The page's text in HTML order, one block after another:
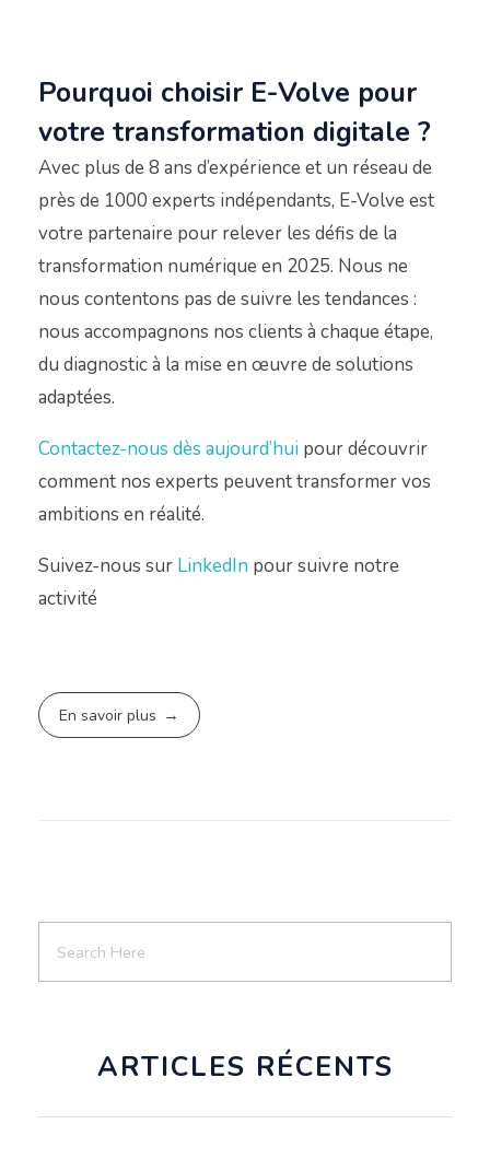
Pourquoi choisir E-Volve pour
votre transformation digitale ?
Avec plus de 8 ans d’expérience et un réseau de
près de 1000 experts indépendants, E-Volve est
votre partenaire pour relever les défis de la
transformation numérique en 2025. Nous ne
nous contentons pas de suivre les tendances :
nous accompagnons nos clients à chaque étape,
du diagnostic à la mise en œuvre de solutions
adaptées.
Contactez-nous dès aujourd’hui pour découvrir
comment nos experts peuvent transformer vos
ambitions en réalité.
Suivez-nous sur LinkedIn pour suivre notre
activité
En savoir plus
ARTICLES RÉCENTS